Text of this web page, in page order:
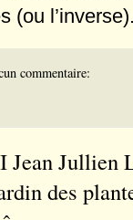
(ou l’inverse).
commentaire:
Jullien
des